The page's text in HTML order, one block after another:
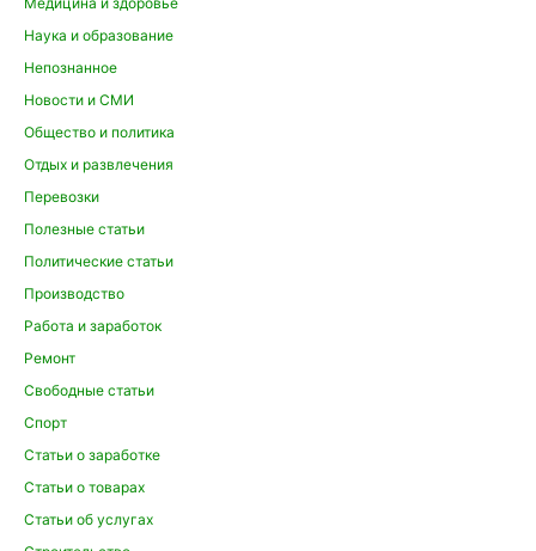
Наука и образование
Непознанное
Новости и СМИ
Общество и политика
Отдых и развлечения
Перевозки
Полезные статьи
Политические статьи
Производство
Работа и заработок
Ремонт
Свободные статьи
Спорт
Статьи о заработке
Статьи о товарах
Статьи об услугах